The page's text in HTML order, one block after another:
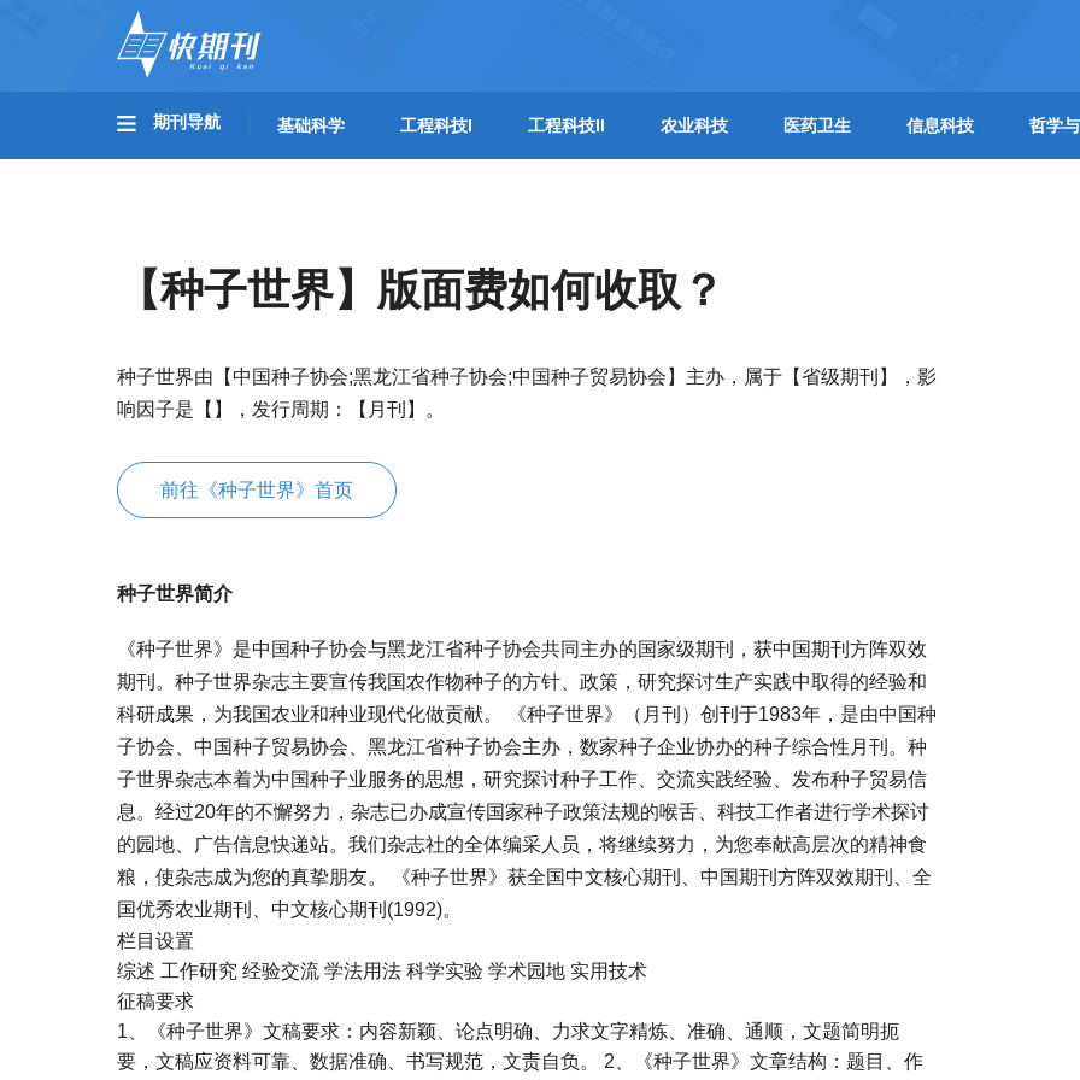
期刊导航 基础科学 工程科技I 工程科技II 农业科技 医药卫生 信息科技 哲学
【种子世界】版面费如何收取？
种子世界由【中国种子协会;黑龙江省种子协会;中国种子贸易协会】主办，属于【省级期刊】，影
响因子是【】，发行周期：【月刊】。
前往《种子世界》首页
种子世界简介
《种子世界》是中国种子协会与黑龙江省种子协会共同主办的国家级期刊，获中国期刊方阵双效
期刊。种子世界杂志主要宣传我国农作物种子的方针、政策，研究探讨生产实践中取得的经验和
科研成果，为我国农业和种业现代化做贡献。 《种子世界》（月刊）创刊于1983年，是由中国种
子协会、中国种子贸易协会、黑龙江省种子协会主办，数家种子企业协办的种子综合性月刊。种
子世界杂志本着为中国种子业服务的思想，研究探讨种子工作、交流实践经验、发布种子贸易信
息。经过20年的不懈努力，杂志已办成宣传国家种子政策法规的喉舌、科技工作者进行学术探讨
的园地、广告信息快递站。我们杂志社的全体编采人员，将继续努力，为您奉献高层次的精神食
粮，使杂志成为您的真挚朋友。 《种子世界》获全国中文核心期刊、中国期刊方阵双效期刊、全
国优秀农业期刊、中文核心期刊(1992)。
栏目设置
综述 工作研究 经验交流 学法用法 科学实验 学术园地 实用技术
征稿要求
1、《种子世界》文稿要求：内容新颖、论点明确、力求文字精炼、准确、通顺，文题简明扼
要，文稿应资料可靠、数据准确、书写规范，文责自负。 2、《种子世界》文章结构：题目、作